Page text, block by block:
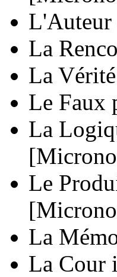
L'Auteur
La
La Vérité
Le Faux
La
Le
La
La Cour